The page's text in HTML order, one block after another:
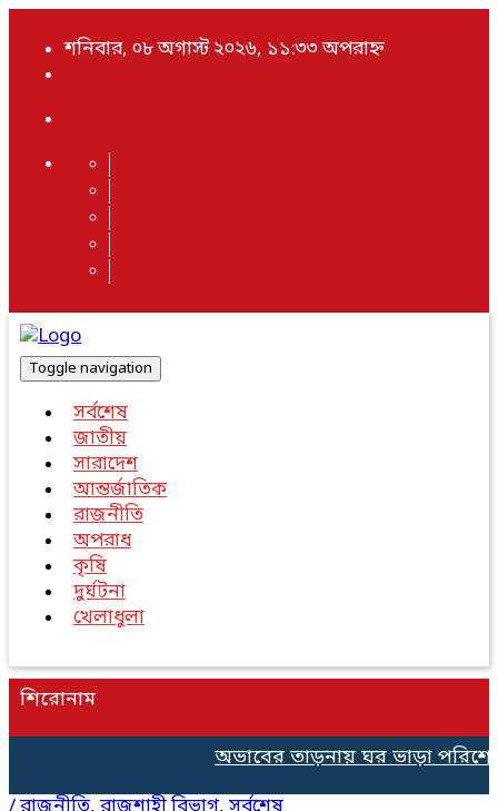
শনিবার, ০৮ অগাস্ট ২০২৬, ১১:৩৩ অপরাহ্ন
Toggle navigation
সর্বশেষ
জাতীয়
সারাদেশ
আন্তর্জাতিক
রাজনীতি
অপরাধ
কৃষি
দুর্ঘটনা
খেলাধুলা
শিরোনাম
অভাবের তাড়নায় ঘর ভাড়া